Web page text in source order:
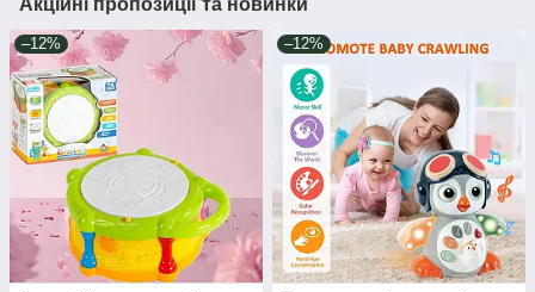
Акційні пропозиції та новинки
–12% –12%